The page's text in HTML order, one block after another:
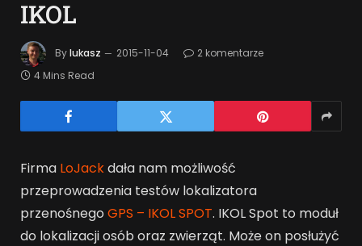
IKOL
Bylukasz 2015-11-04
2 komentarze
4 Mins Read
Firma LoJackdała nam możliwość
przeprowadzenia testów lokalizatora
przenośnego GPS – IKOL SPOT. IKOL Spot to moduł
do lokalizacji osób oraz zwierząt. Może on posłużyć